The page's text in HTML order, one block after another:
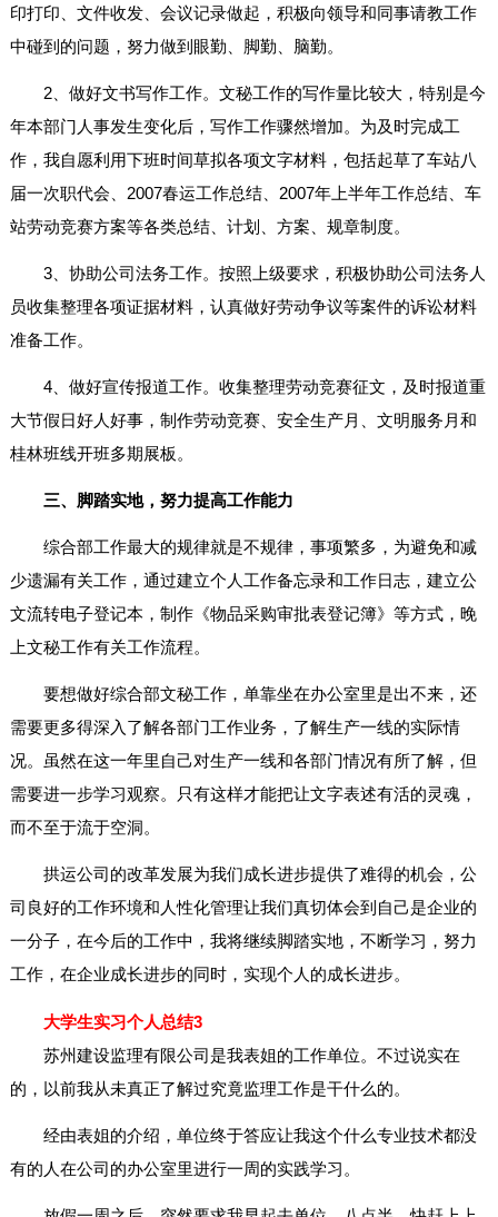
印打印、文件收发、会议记录做起，积极向领导和同事请教工作
中碰到的问题，努力做到眼勤、脚勤、脑勤。
2、做好文书写作工作。文秘工作的写作量比较大，特别是今
年本部门人事发生变化后，写作工作骤然增加。为及时完成工
作，我自愿利用下班时间草拟各项文字材料，包括起草了车站八
届一次职代会、2007春运工作总结、2007年上半年工作总结、车
站劳动竞赛方案等各类总结、计划、方案、规章制度。
3、协助公司法务工作。按照上级要求，积极协助公司法务人
员收集整理各项证据材料，认真做好劳动争议等案件的诉讼材料
准备工作。
4、做好宣传报道工作。收集整理劳动竞赛征文，及时报道重
大节假日好人好事，制作劳动竞赛、安全生产月、文明服务月和
桂林班线开班多期展板。
三、脚踏实地，努力提高工作能力
综合部工作最大的规律就是不规律，事项繁多，为避免和减
少遗漏有关工作，通过建立个人工作备忘录和工作日志，建立公
文流转电子登记本，制作《物品采购审批表登记簿》等方式，晚
上文秘工作有关工作流程。
要想做好综合部文秘工作，单靠坐在办公室里是出不来，还
需要更多得深入了解各部门工作业务，了解生产一线的实际情
况。虽然在这一年里自己对生产一线和各部门情况有所了解，但
需要进一步学习观察。只有这样才能把让文字表述有活的灵魂，
而不至于流于空洞。
拱运公司的改革发展为我们成长进步提供了难得的机会，公
司良好的工作环境和人性化管理让我们真切体会到自己是企业的
一分子，在今后的工作中，我将继续脚踏实地，不断学习，努力
工作，在企业成长进步的同时，实现个人的成长进步。
大学生实习个人总结3
苏州建设监理有限公司是我表姐的工作单位。不过说实在
的，以前我从未真正了解过究竟监理工作是干什么的。
经由表姐的介绍，单位终于答应让我这个什么专业技术都没
有的人在公司的办公室里进行一周的实践学习。